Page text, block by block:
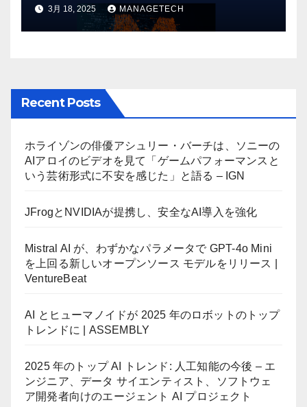
リース | VentureBeat
3月 18, 2025 MANAGETECH
Recent Posts
ホライゾンの俳優アシュリー・バーチは、ソニーの
AIアロイのビデオを見て「ゲームパフォーマンスと
いう芸術形式に不安を感じた」と語る – IGN
JFrogとNVIDIAが提携し、安全なAI導入を強化
Mistral AI が、わずかなパラメータで GPT-4o Mini
を上回る新しいオープンソース モデルをリリース |
VentureBeat
AI とヒューマノイドが 2025 年のロボットのトップ
トレンドに | ASSEMBLY
2025 年のトップ AI トレンド: 人工知能の今後 – エ
ンジニア、データ サイエンティスト、ソフトウェ
ア開発者向けのエージェント AI プロジェクト